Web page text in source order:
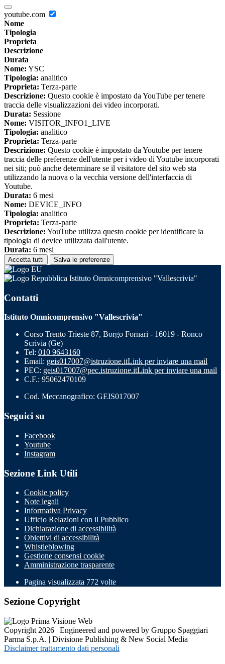
youtube.com
Nome
Tipologia
Proprieta
Descrizione
Durata
Nome: YSC
Tipologia: analitico
Proprieta: Terza-parte
Descrizione: Questo cookie è impostato da YouTube per tenere
traccia delle visualizzazioni dei video incorporati.
Durata: Sessione
Nome: VISITOR_INFO1_LIVE
Tipologia: analitico
Proprieta: Terza-parte
Descrizione: Questo cookie è impostato da Youtube per tenere
traccia delle preferenze dell'utente per i video di Youtube incorporati
nei siti; può anche determinare se il visitatore del sito web sta
utilizzando la nuova o la vecchia versione dell'interfaccia di
Youtube.
Durata: 6 mesi
Nome: DEVICE_INFO
Tipologia: analitico
Proprieta: Terza-parte
Descrizione: YouTube utilizza questo cookie per identificare la
tipologia di device utilizzata dall'utente.
Durata: 6 mesi
Accetta tutti Salva le preferenze
Istituto Omnicomprensivo "Vallescrivia"
Contatti
Istituto Omnicomprensivo "Vallescrivia"
Corso Trento Trieste 87, Borgo Fornari - 16019 - Ronco
Scrivia (Ge)
Tel: 010 9643160
Email: geis017007@istruzione.itLink per inviare una mail
PEC: geis017007@pec.istruzione.itLink per inviare una mail
C.F.: 95062470109
Cod. Meccanografico: GEIS017007
Seguici su
Facebook
Youtube
Instagram
Sezione Link Utili
Cookie policy
Note legali
Informativa Privacy
Ufficio Relazioni con il Pubblico
Dichiarazione di accessibilità
Obiettivi di accessibilità
Whistleblowing
Gestione consensi cookie
Amministrazione trasparente
Pagina visualizzata 772 volte
Sezione Copyright
Copyright 2026 | Engineered and powered by Gruppo Spaggiari
Parma S.p.A. | Divisione Publishing & New Social Media
Disclaimer trattamento dati personali